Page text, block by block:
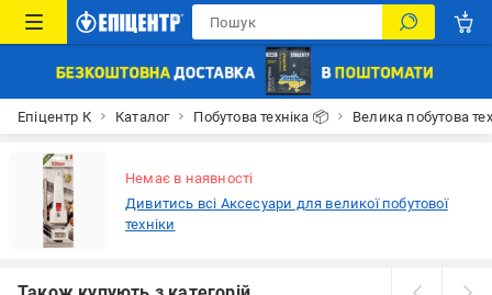
Епіцентр К Каталог Побутова техніка 📦 Велика побутова
Немає в наявності
Дивитись всі Аксесуари для великої побутової
техніки